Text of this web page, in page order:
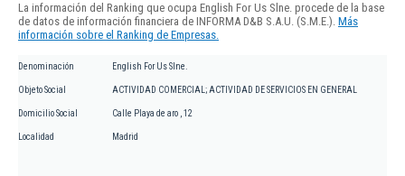
La información del Ranking que ocupa English For Us Slne. procede de la base
de datos de información financiera de INFORMA D&B S.A.U. (S.M.E.). Más
información sobre el Ranking de Empresas.
Denominación English For Us Slne.
Objeto Social ACTIVIDAD COMERCIAL; ACTIVIDAD DE SERVICIOS EN GENERAL
Domicilio Social Calle Playa de aro , 12
Localidad Madrid